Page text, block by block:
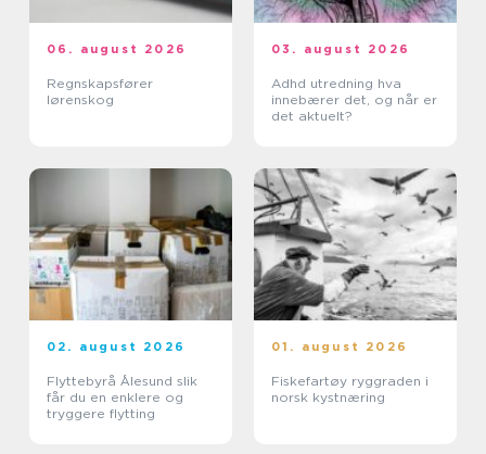
06. august 2026
Regnskapsfører
lørenskog
03. august 2026
Adhd utredning hva
innebærer det, og når er
det aktuelt?
02. august 2026
Flyttebyrå Ålesund slik
får du en enklere og
tryggere flytting
01. august 2026
Fiskefartøy ryggraden i
norsk kystnæring